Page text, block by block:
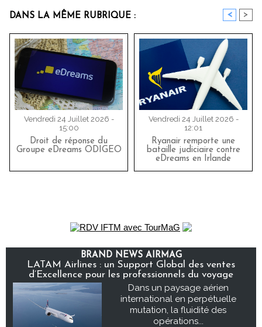
DANS LA MÊME RUBRIQUE : < >
Vendredi 24 Juillet 2026 -
15:00
Droit de réponse du
Groupe eDreams ODIGEO
Vendredi 24 Juillet 2026 -
12:01
Ryanair remporte une
bataille judiciaire contre
eDreams en Irlande
BRAND NEWS AIRMAG
LATAM Airlines : un Support Global des ventes
d’Excellence pour les professionnels du voyage
Dans un paysage aérien
international en perpétuelle
mutation, la fluidité des
opérations...